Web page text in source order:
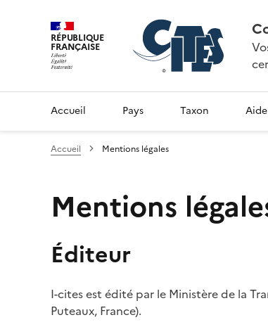
RÉPUBLIQUE
FRANÇAISE
Accueil Pays Taxon Aide
Accueil Mentions légales
Mentions
Éditeur
I-cites est édité par le Ministère de la
Puteaux, France).